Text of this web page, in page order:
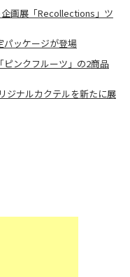
画展「Recollections」ツ
パッケージが登場
ンクフルーツ」の2商品
ジナルカクテルを新たに展